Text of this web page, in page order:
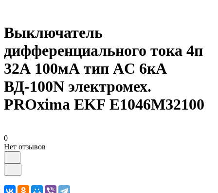
Выключатель
дифференциального тока 4п
32А 100мА тип AC 6кА
ВД-100N электромех.
PROxima EKF E1046M32100
0
Нет отзывов